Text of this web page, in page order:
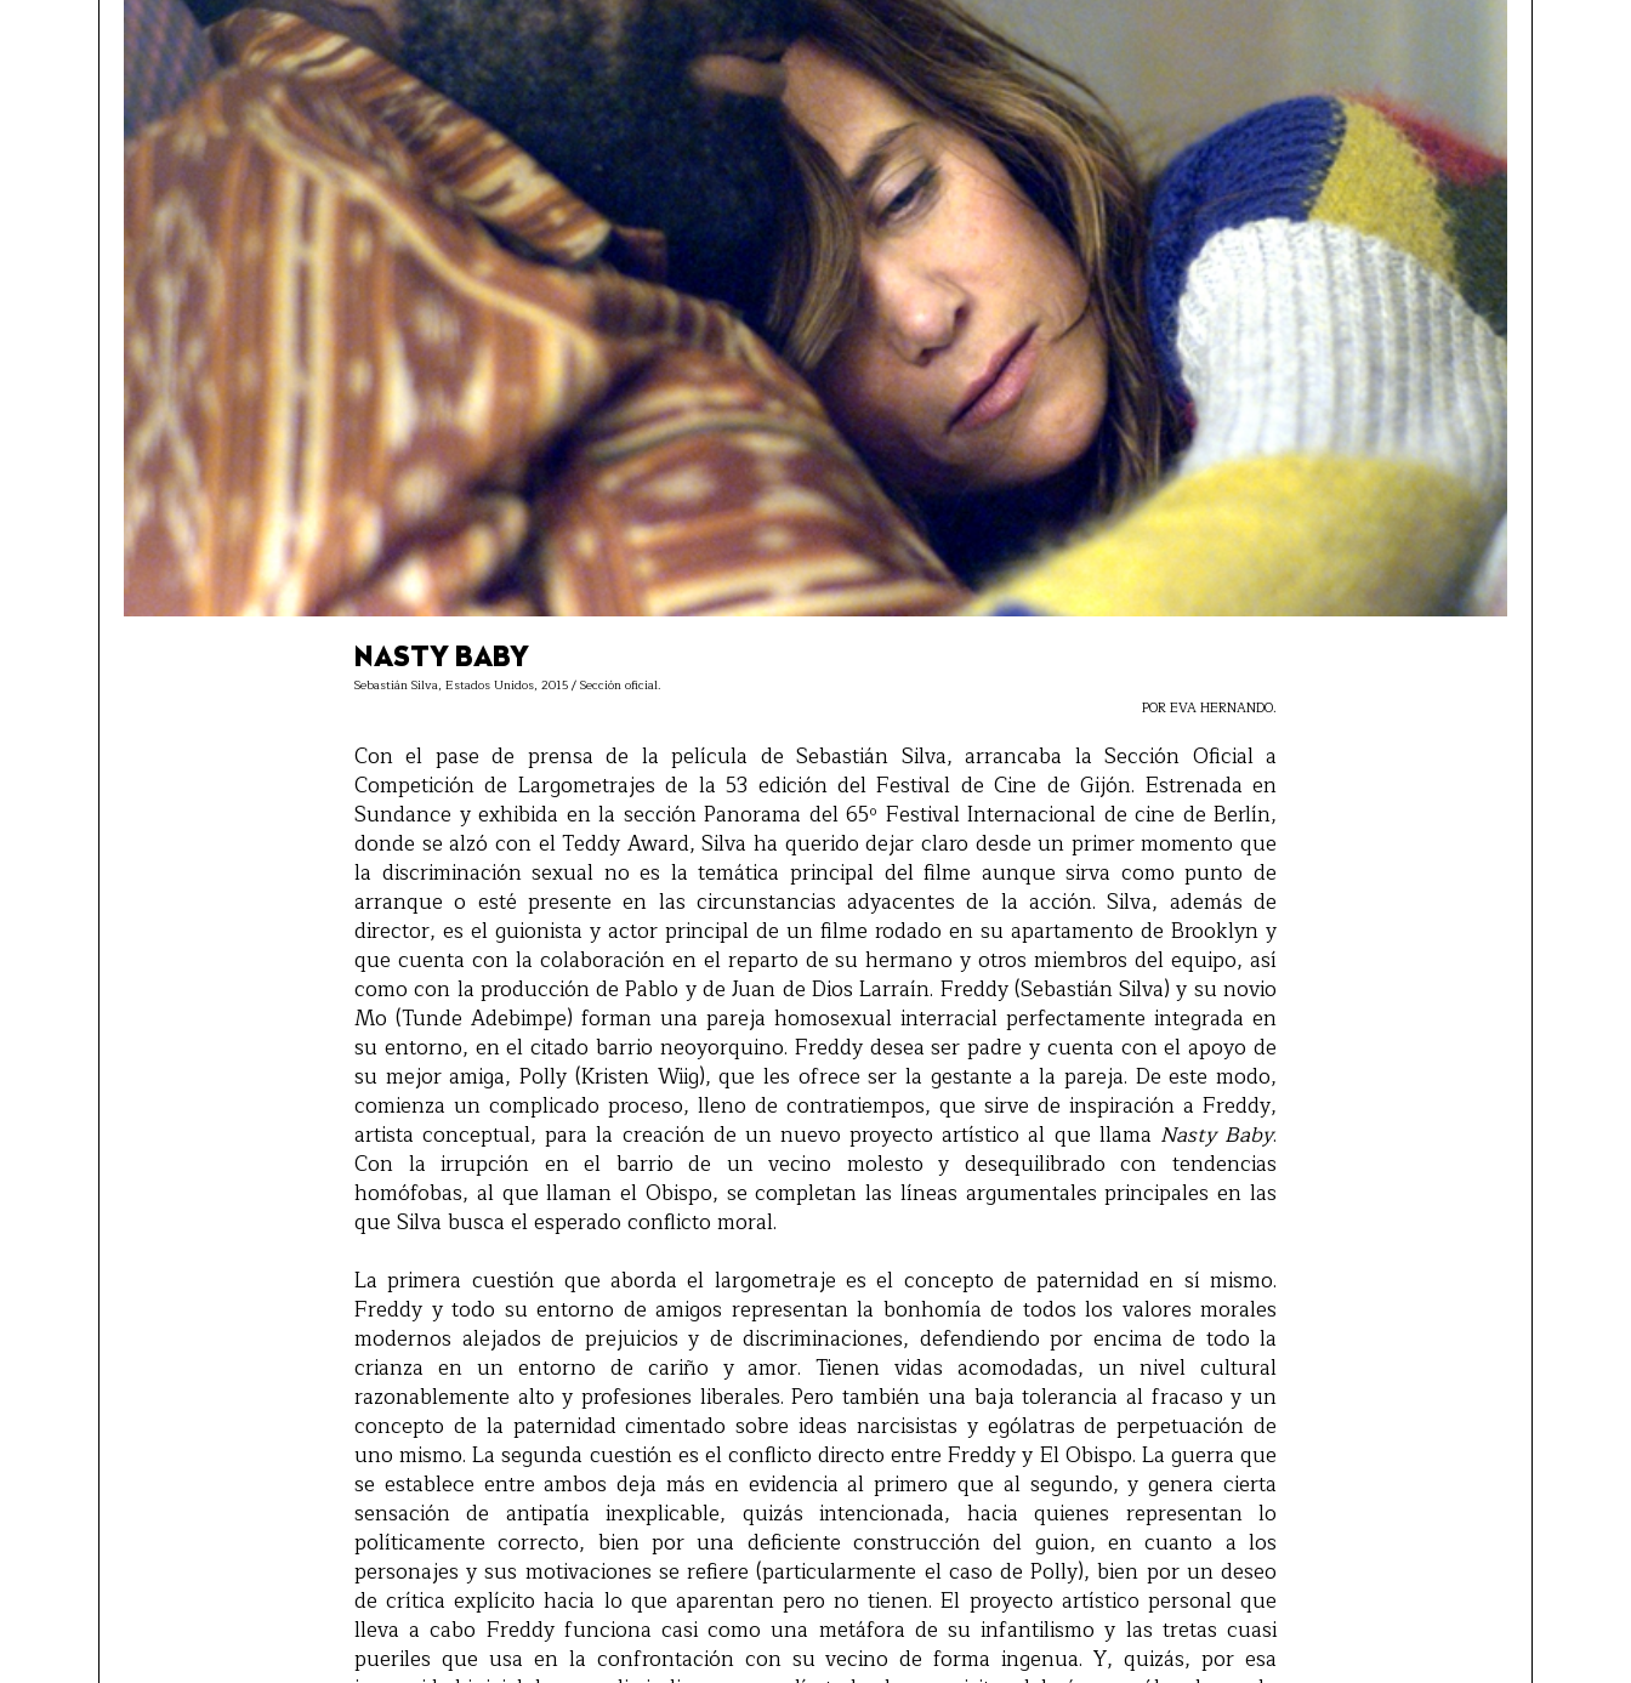
NASTY BABY
Sebastián Silva, Estados Unidos, 2015 / Sección oficial.
POR EVA HERNANDO.
Con el pase de prensa de la película de Sebastián Silva, arrancaba la Sección Oficial a
Competición de Largometrajes de la 53 edición del Festival de Cine de Gijón. Estrenada en
Sundance y exhibida en la sección Panorama del 65º Festival Internacional de cine de Berlín,
donde se alzó con el Teddy Award, Silva ha querido dejar claro desde un primer momento que
la discriminación sexual no es la temática principal del filme aunque sirva como punto de
arranque o esté presente en las circunstancias adyacentes de la acción. Silva, además de
director, es el guionista y actor principal de un filme rodado en su apartamento de Brooklyn y
que cuenta con la colaboración en el reparto de su hermano y otros miembros del equipo, así
como con la producción de Pablo y de Juan de Dios Larraín. Freddy (Sebastián Silva) y su novio
Mo (Tunde Adebimpe) forman una pareja homosexual interracial perfectamente integrada en
su entorno, en el citado barrio neoyorquino. Freddy desea ser padre y cuenta con el apoyo de
su mejor amiga, Polly (Kristen Wiig), que les ofrece ser la gestante a la pareja. De este modo,
comienza un complicado proceso, lleno de contratiempos, que sirve de inspiración a Freddy,
artista conceptual, para la creación de un nuevo proyecto artístico al que llama Nasty Baby.
Con la irrupción en el barrio de un vecino molesto y desequilibrado con tendencias
homófobas, al que llaman el Obispo, se completan las líneas argumentales principales en las
que Silva busca el esperado conflicto moral.
La primera cuestión que aborda el largometraje es el concepto de paternidad en sí mismo.
Freddy y todo su entorno de amigos representan la bonhomía de todos los valores morales
modernos alejados de prejuicios y de discriminaciones, defendiendo por encima de todo la
crianza en un entorno de cariño y amor. Tienen vidas acomodadas, un nivel cultural
razonablemente alto y profesiones liberales. Pero también una baja tolerancia al fracaso y un
concepto de la paternidad cimentado sobre ideas narcisistas y ególatras de perpetuación de
uno mismo. La segunda cuestión es el conflicto directo entre Freddy y El Obispo. La guerra que
se establece entre ambos deja más en evidencia al primero que al segundo, y genera cierta
sensación de antipatía inexplicable, quizás intencionada, hacia quienes representan lo
políticamente correcto, bien por una deficiente construcción del guion, en cuanto a los
personajes y sus motivaciones se refiere (particularmente el caso de Polly), bien por un deseo
de crítica explícito hacia lo que aparentan pero no tienen. El proyecto artístico personal que
lleva a cabo Freddy funciona casi como una metáfora de su infantilismo y las tretas cuasi
pueriles que usa en la confrontación con su vecino de forma ingenua. Y, quizás, por esa